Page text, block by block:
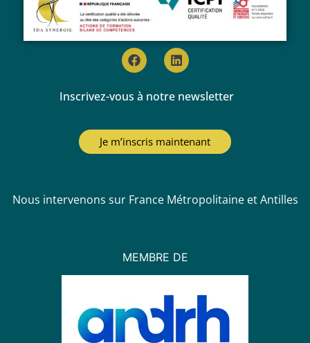
Inscrivez-vous à notre newsletter
Je m’inscris maintenant
Nous intervenons sur France Métropolitaine et Antilles
MEMBRE DE